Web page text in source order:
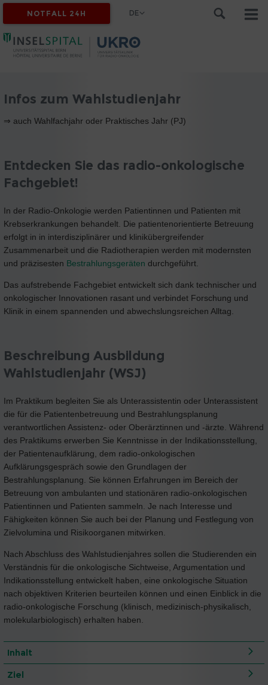
NOTFALL 24H DE
Infos zum Wahlstudienjahr
⇒ auch Wahlfachjahr oder Praktisches Jahr (PJ)
Entdecken Sie das radio-onkologische
Fachgebiet!
In der Radio-Onkologie werden Patientinnen und Patienten mit
Krebserkrankungen behandelt. Die patientenorientierte Betreuung
erfolgt in in interdisziplinärer und klinikübergreifender
Zusammenarbeit und die Radiotherapien werden mit modernsten
und präzisesten Bestrahlungsgeräten durchgeführt.
Das aufstrebende Fachgebiet entwickelt sich dank technischer und
onkologischer Innovationen rasant und verbindet Forschung und
Klinik in einem spannenden und abwechslungsreichen Alltag.
Beschreibung Ausbildung
Wahlstudienjahr (WSJ)
Im Praktikum begleiten Sie als Unterassistentin oder Unterassistent
die für die Patientenbetreuung und Bestrahlungsplanung
verantwortlichen Assistenz- oder Oberärztinnen und -ärzte. Während
des Praktikums erwerben Sie Kenntnisse in der Indikationsstellung,
der Patientenaufklärung, dem radio-onkologischen
Aufklärungsgespräch sowie den Grundlagen der
Bestrahlungsplanung. Sie können Erfahrungen im Bereich der
Betreuung von ambulanten und stationären radio-onkologischen
Patientinnen und Patienten sammeln. Je nach Interesse und
Fähigkeiten können Sie auch bei der Planung und Festlegung von
Zielvolumina und Risikoorganen mitwirken.
Nach Abschluss des Wahlstudienjahres sollen die Studierenden ein
Verständnis für die onkologische Sichtweise, Argumentation und
Indikationsstellung entwickelt haben, eine onkologische Situation
nach objektiven Kriterien beurteilen können und einen Einblick in die
radio-onkologische Forschung (klinisch, medizinisch-physikalisch,
molekularbiologisch) erhalten haben.
Inhalt
Ziel